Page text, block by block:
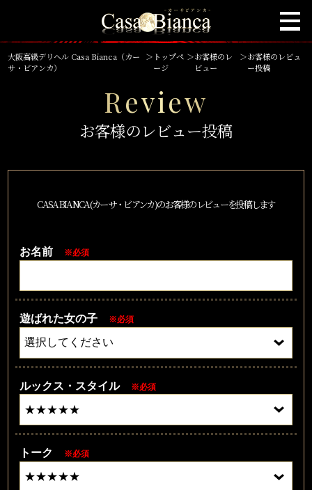
大阪高級デリヘル Casa Bianca（カー
サ・ビアンカ）
＞ トップペ
ージ
＞お客様のレ
ビュー
＞お客様のレビュ
ー投稿
Review
お客様のレビュー投稿
CASA BIANCA(カーサ・ビアンカ)のお客様のレビューを投稿します
お名前 ※必須
遊ばれた女の子 ※必須
ルックス・スタイル ※必須
トーク ※必須